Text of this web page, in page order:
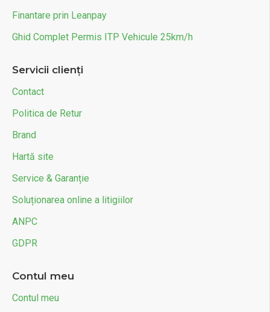
Finantare prin Leanpay
Ghid Complet Permis ITP Vehicule 25km/h
Servicii clienți
Contact
Politica de Retur
Brand
Hartă site
Service & Garanție
Soluționarea online a litigiilor
ANPC
GDPR
Contul meu
Contul meu